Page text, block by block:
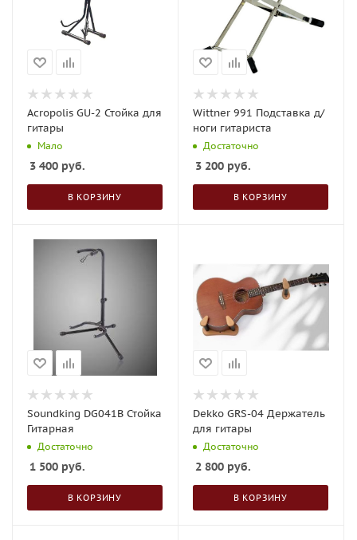
Acropolis GU-2 Стойка для
гитары
Мало
3 400 руб.
В КОРЗИНУ
Wittner 991 Подставка д/
ноги гитариста
Достаточно
3 200 руб.
В КОРЗИНУ
Soundking DG041B Стойка
Гитарная
Достаточно
1 500 руб.
В КОРЗИНУ
Dekko GRS-04 Держатель
для гитары
Достаточно
2 800 руб.
В КОРЗИНУ